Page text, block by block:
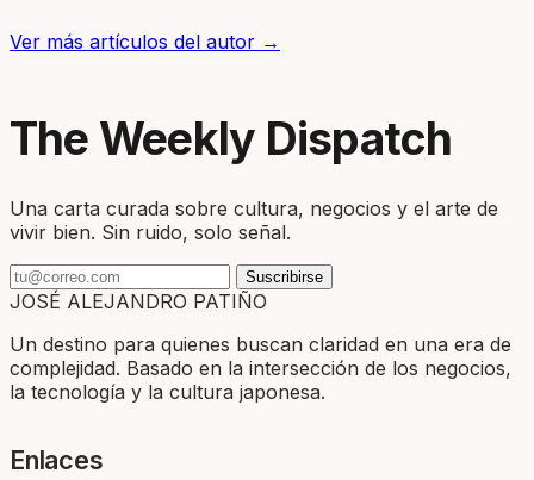
Ver más artículos del autor →
The Weekly Dispatch
Una carta curada sobre cultura, negocios y el arte de
vivir bien. Sin ruido, solo señal.
Suscribirse
JOSÉ ALEJANDRO PATIÑO
Un destino para quienes buscan claridad en una era de
complejidad. Basado en la intersección de los negocios,
la tecnología y la cultura japonesa.
Enlaces